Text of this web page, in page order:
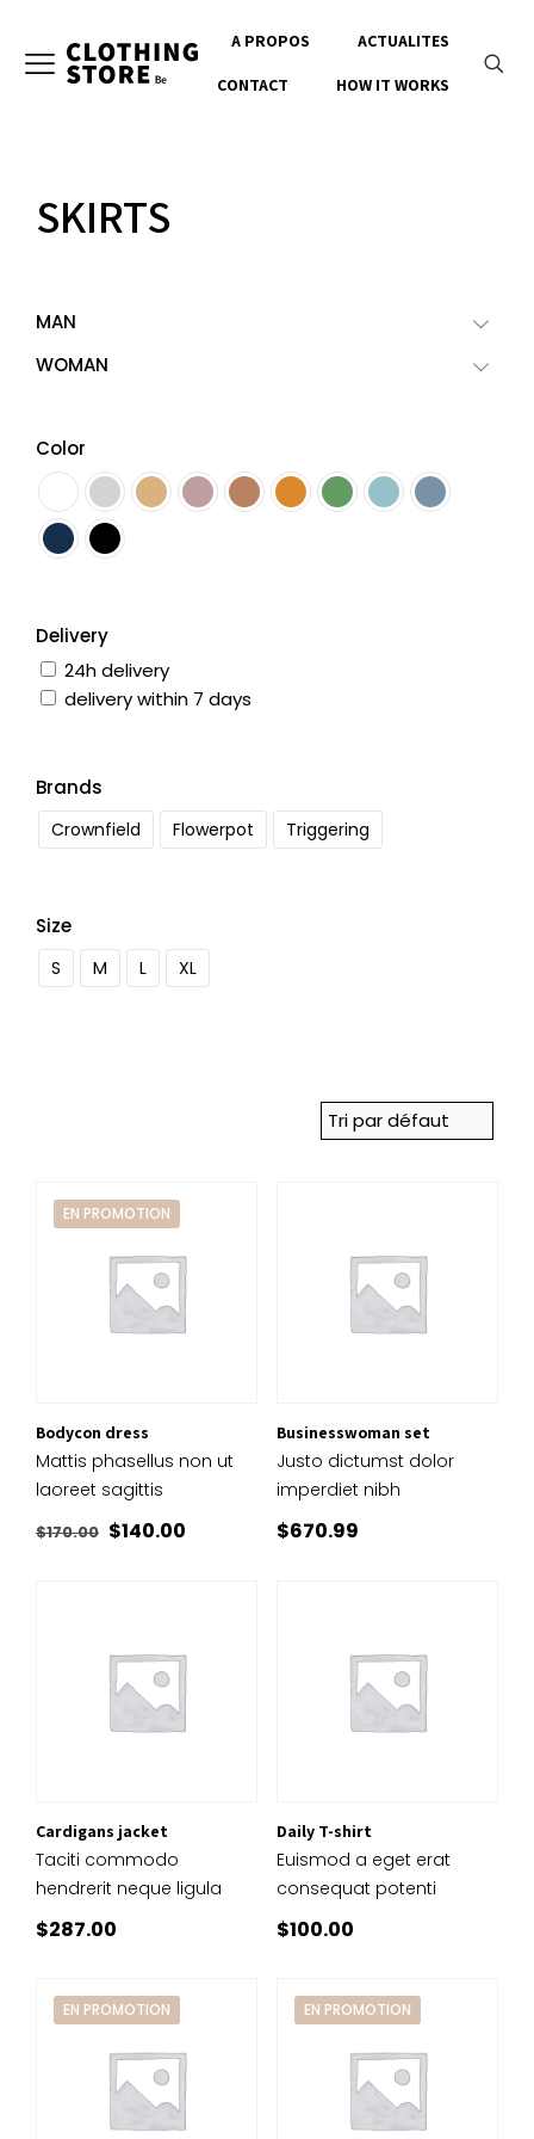
A PROPOS ACTUALITES
CONTACT HOW IT WORKS
SKIRTS
MAN
WOMAN
Color
Delivery
24h delivery
delivery within 7 days
Brands
Crownfield Flowerpot Triggering
Size
S M L XL
EN PROMOTION
Bodycon dress
Mattis phasellus non ut
laoreet sagittis
$170.00 Le
$170.00.
$140.00
$140.00.
Businesswoman set
Justo dictumst dolor
imperdiet nibh
$670.99
Cardigans jacket
Taciti commodo
hendrerit neque ligula
$287.00
Daily T-shirt
Euismod a eget erat
consequat potenti
$100.00
EN PROMOTION EN PROMOTION